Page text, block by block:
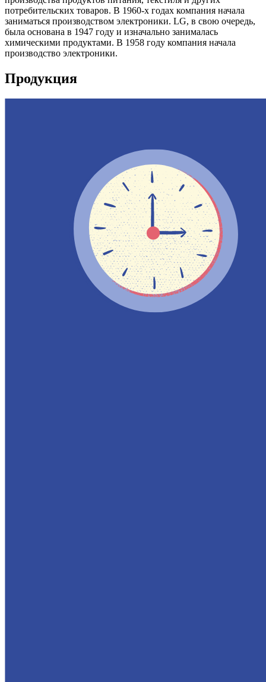
потребительских товаров. В 1960-х годах компания начала
заниматься производством электроники. LG, в свою очередь,
была основана в 1947 году и изначально занималась
химическими продуктами. В 1958 году компания начала
производство электроники.
Продукция